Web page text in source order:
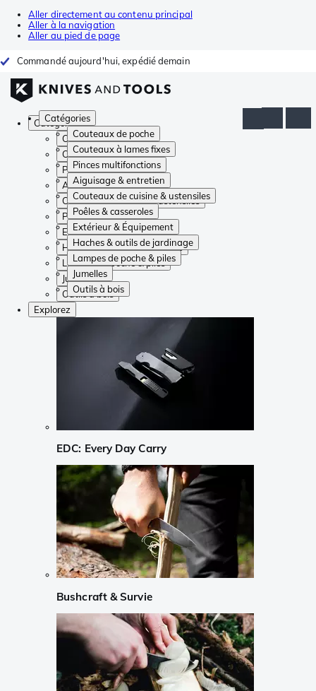
Aller directement au contenu principal
Aller à la navigation
Aller au pied de page
Commandé aujourd'hui, expédié demain
Catégories
Couteaux de poche
Couteaux à lames fixes
Pinces multifonctions
Aiguisage & entretien
Couteaux de cuisine & ustensiles
Poêles & casseroles
Extérieur & Équipement
Haches & outils de jardinage
Lampes de poche & piles
Jumelles
Outils à bois
Catégories
Couteaux de poche
Couteaux à lames fixes
Pinces multifonctions
Aiguisage & entretien
Couteaux de cuisine & ustensiles
Poêles & casseroles
Extérieur & Équipement
Haches & outils de jardinage
Lampes de poche & piles
Jumelles
Outils à bois
Explorez
EDC: Every Day Carry
Bushcraft & Survie